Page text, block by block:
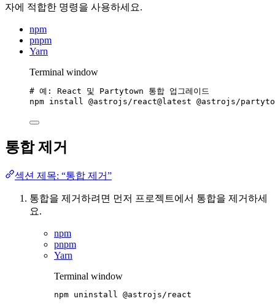
자에 적합한 명령을 사용하세요.
npm
pnpm
Yarn
Terminal window
# 예: React 및 Partytown 통합 업그레이드
npm install @astrojs/react@latest @astrojs/
통합 제거
섹션 제목: “통합 제거”
통합을 제거하려면 먼저 프로젝트에서 통합을 제거하세
요.
npm
pnpm
Yarn
Terminal window
npm uninstall @astrojs/react